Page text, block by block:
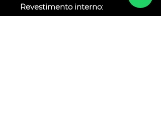
Revestimento interno:
Manta Cerâmica.